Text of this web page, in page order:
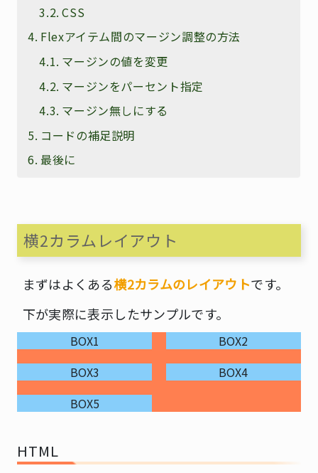
CSS
Flexアイテム間のマージン調整の方法
マージンの値を変更
マージンをパーセント指定
マージン無しにする
コードの補足説明
最後に
横2カラムレイアウト
まずはよくある横2カラムのレイアウトです。
下が実際に表示したサンプルです。
BOX1
BOX2
BOX3
BOX4
BOX5
HTML